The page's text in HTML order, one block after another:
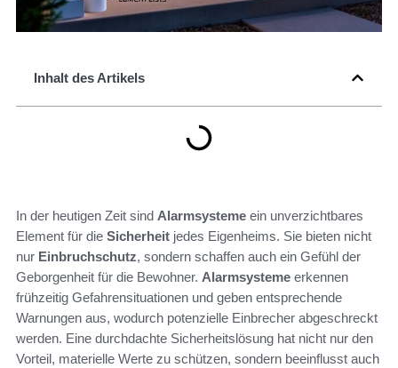
Inhalt des Artikels
In der heutigen Zeit sind Alarmsysteme ein unverzichtbares
Element für die Sicherheit jedes Eigenheims. Sie bieten nicht
nur Einbruchschutz, sondern schaffen auch ein Gefühl der
Geborgenheit für die Bewohner. Alarmsysteme erkennen
frühzeitig Gefahrensituationen und geben entsprechende
Warnungen aus, wodurch potenzielle Einbrecher abgeschreckt
werden. Eine durchdachte Sicherheitslösung hat nicht nur den
Vorteil, materielle Werte zu schützen, sondern beeinflusst auch